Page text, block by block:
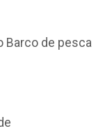
Barco de pesca